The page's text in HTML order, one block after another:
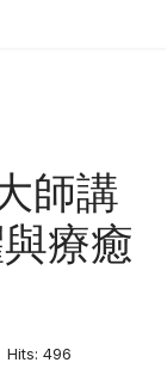
師講
療癒
Hits: 496